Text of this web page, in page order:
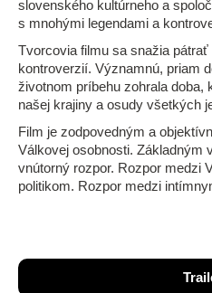
slovenského kultúrneho a
s mnohými legendami a
Tvorcovia filmu sa snažia
kontroverzií. Významnú, priam
životnom príbehu zohrala doba,
našej krajiny a osudy všetkých
Film je zodpovedným a
Válkovej osobnosti. Základným
vnútorný rozpor. Rozpor medzi
politikom. Rozpor medzi